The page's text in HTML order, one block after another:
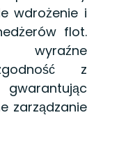
wdrożenie i
flot.
wyraźne
z
zarządzanie